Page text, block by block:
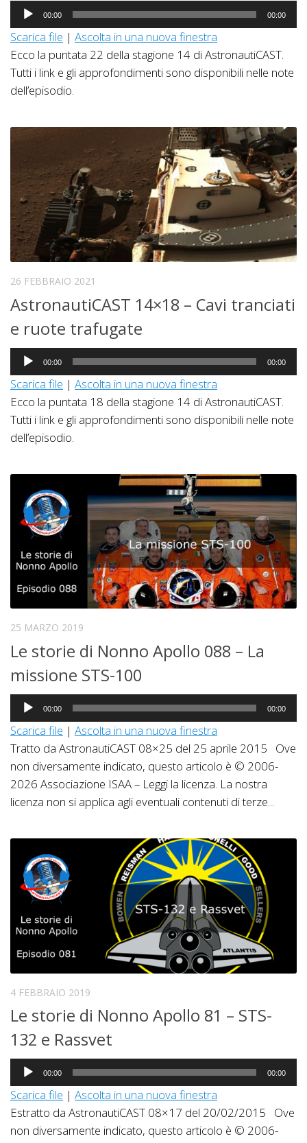
Audio
Player
00:00 00:00
Scarica file | Ascolta in una nuova finestra
Ecco la puntata 22 della stagione 14 di AstronautiCAST.
Tutti i link e gli approfondimenti sono disponibili nelle note
dell’episodio.
26 FEBBRAIO 2021
AstronautiCAST 14×18 – Cavi tranciati
e ruote trafugate
Audio
Player
00:00 00:00
Scarica file | Ascolta in una nuova finestra
Ecco la puntata 18 della stagione 14 di AstronautiCAST.
Tutti i link e gli approfondimenti sono disponibili nelle note
dell’episodio.
25 MARZO 2019
Le storie di Nonno Apollo 088 – La
missione STS-100
Audio
Player
00:00 00:00
Scarica file | Ascolta in una nuova finestra
Tratto da AstronautiCAST 08×25 del 25 aprile 2015 Ove
non diversamente indicato, questo articolo è © 2006-
2026 Associazione ISAA – Leggi la licenza. La nostra
licenza non si applica agli eventuali contenuti di terze...
4 FEBBRAIO 2019
Le storie di Nonno Apollo 81 – STS-
132 e Rassvet
Audio
Player
00:00 00:00
Scarica file | Ascolta in una nuova finestra
Estratto da AstronautiCAST 08×17 del 20/02/2015 Ove
non diversamente indicato, questo articolo è © 2006-